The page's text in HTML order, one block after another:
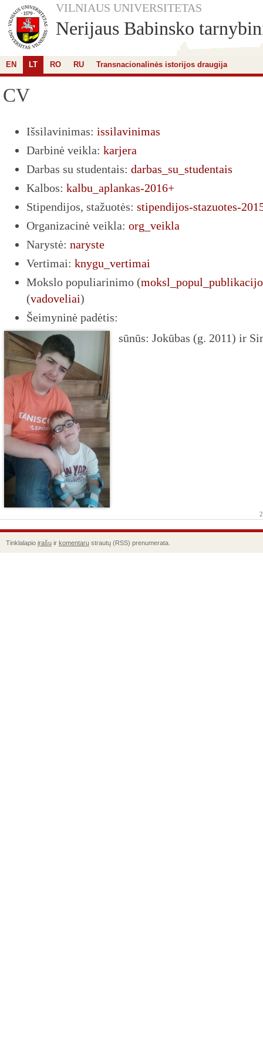
VILNIAUS UNIVERSITETAS
Nerijaus Babinsko
EN LT RO RU Transnacionalinės istorijos draugija
CV
Išsilavinimas: issilavinimas
Darbinė veikla: karjera
Darbas su studentais: darbas_su_studentais
Kalbos: kalbu_aplankas-2016+
Stipendijos, stažuotės: stipendijos-stazuotes-
Organizacinė veikla: org_veikla
Narystė: naryste
Vertimai: knygu_vertimai
Mokslo populiarinimo (
(vadoveliai)
Šeimyninė padėtis:
sūnūs: Jokūbas (g. 2011) ir
Tinklalapio įrašų ir komentarų strautų (RSS) prenumerata.